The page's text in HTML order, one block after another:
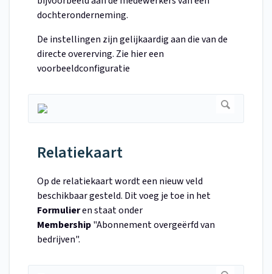
dochteronderneming.
De instellingen zijn gelijkaardig aan die van de
directe overerving. Zie hier een
voorbeeldconfiguratie
Relatiekaart
Op de relatiekaart wordt een nieuw veld
beschikbaar gesteld. Dit voeg je toe in het
Formulieren staat onder
Membership"Abonnement overgeërfd van
bedrijven".